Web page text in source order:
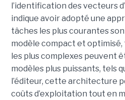
l’identification des vecteurs
indique avoir adopté une
tâches les plus courantes
modèle compact et optimisé,
les plus complexes peuvent
modèles plus puissants, tels
l’éditeur, cette architecture
coûts d’exploitation tout en